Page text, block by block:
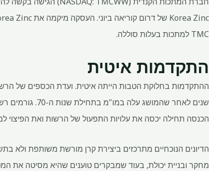
TMC למתכות בעלות סוללה.
התקדמות איטית
שנים לאחר
הכנסה תחילה יכסה את עלויות התפעול של הרשות ואת
הדיונים הנוכחיים מתרכזים ביצירת קרן מורשת משותפת ולא
מחקר ובניית יכולת, בעוד שמבקרים טוענים שהיא מסיטה את